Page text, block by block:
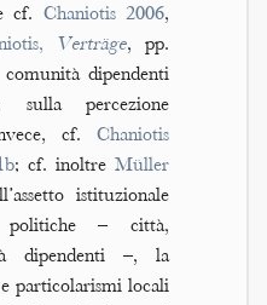
cf. Chaniotis 2006,
Verträge, pp.
dipendenti
sulla percezione
cf. Chaniotis
; cf. inoltre Müller
istituzionale
– città,
dipendenti –, la
particolarismi locali